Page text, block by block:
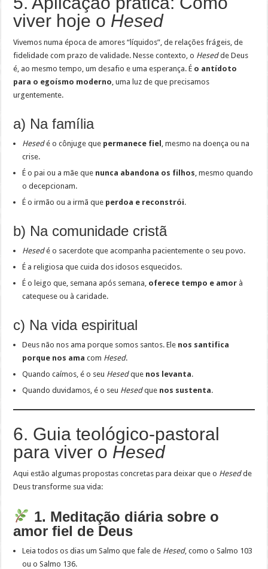
viver hoje o Hesed
Vivemos numa época de amores “líquidos”, de relações frágeis, de
fidelidade com prazo de validade. Nesse contexto, o Hesedde Deus
é, ao mesmo tempo, um desafio e uma esperança. É o antídoto
para o egoísmo moderno, uma luz de que precisamos
urgentemente.
a) Na família
Hesedé o cônjuge que permanece fiel , mesmo na doença ou na
crise.
É o pai ou a mãe que nunca abandona os filhos, mesmo quando
o decepcionam.
É o irmão ou a irmã que perdoa e reconstrói.
b) Na comunidade cristã
Hesedé o sacerdote que acompanha pacientemente o seu povo.
É a religiosa que cuida dos idosos esquecidos.
É o leigo que, semana após semana, oferece tempo e amor à
catequese ou à caridade.
c) Na vida espiritual
Deus não nos ama porque somos santos. Ele nos santifica
porque nos ama com Hesed.
Quando caímos, é o seu Hesedque nos levanta.
Quando duvidamos, é o seu Hesedque nos sustenta.
6. Guia teológico-pastoral
para viver o Hesed
Aqui estão algumas propostas concretas para deixar que o Hesedde
Deus transforme sua vida:
1. Meditação diária sobre o
amor fiel de Deus
Leia todos os dias um Salmo que fale de Hesed, como o Salmo 103
ou o Salmo 136.